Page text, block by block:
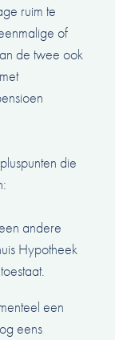
ruim te
of
de twee ook
die
andere
Hypotheek
een
eens